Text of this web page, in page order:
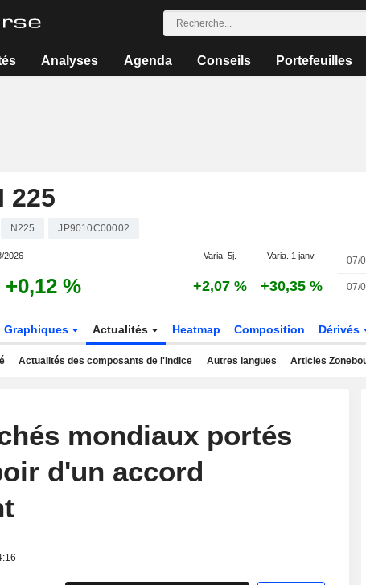
Analyses Agenda Conseils Portefeuilles
225
N225 JP9010C00002
2026 Varia. 5j. Varia. 1 janv.
+0,12 % +2,07 % +30,35 %
07/
07/
Graphiques Actualités Heatmap Composition Dérivés
Actualités des composants de l'indice Autres langues Articles
mondiaux portés
d'un accord